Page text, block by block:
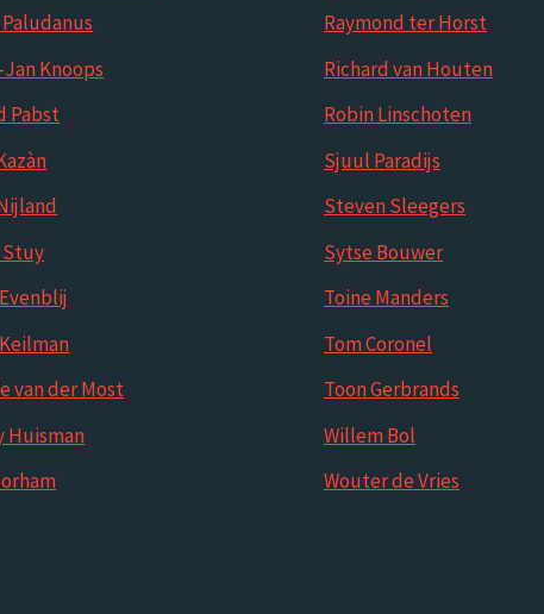
Knoops
Pabst
Stuy
van der Most
Huisman
Raymond ter Horst
Richard van Houten
Robin Linschoten
Sjuul Paradijs
Steven Sleegers
Sytse Bouwer
Toine Manders
Tom Coronel
Toon Gerbrands
Willem Bol
Wouter de Vries